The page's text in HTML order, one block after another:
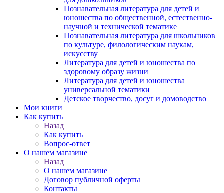
Познавательная литература для детей и
юношества по общественной, естественно-
научной и технической тематике
Познавательная литература для школьников
по культуре, филологическим наукам,
искусству
Литература для детей и юношества по
здоровому образу жизни
Литература для детей и юношества
универсальной тематики
Детское творчество, досуг и домоводство
Мои книги
Как купить
Назад
Как купить
Вопрос-ответ
О нашем магазине
Назад
О нашем магазине
Договор публичной оферты
Контакты